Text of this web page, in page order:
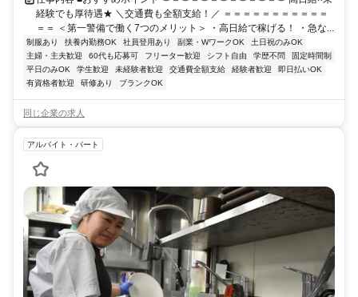
経験でも厚待遇★ ＼交通費も全額支給！／ ＝＝＝＝＝＝＝＝＝＝＝
＝＝ ＜第一警備で働く7つのメリット＞ ・高日給で稼げる！ ・急な...
制服あり 扶養内勤務OK 社員登用あり 副業・WワークOK
土日祝のみOK
主婦・主夫歓迎
60代も応募可 フリーター歓迎 シフト自由 学歴不問
固定時間制
平日のみOK
学生歓迎 未経験者歓迎 交通費全額支給 経験者歓迎
即日払いOK
有資格者歓迎
研修あり ブランクOK
同じ企業の求人
アルバイト・パート